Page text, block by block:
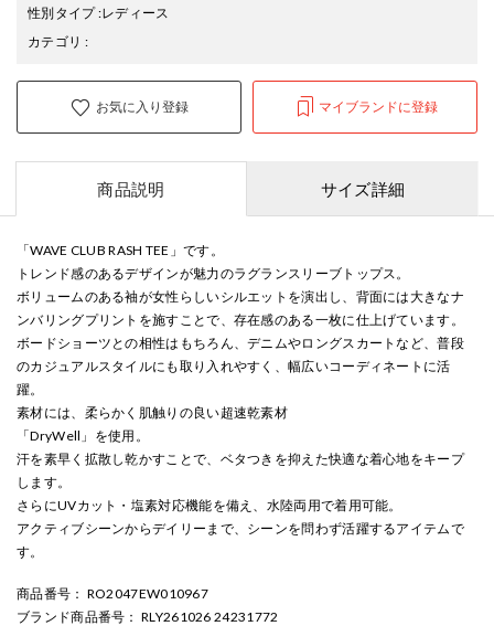
性別タイプ:レディース
カテゴリ :
お気に入り登録 マイブランドに登録
商品説明 サイズ詳細
「WAVE CLUB RASH TEE」です。
トレンド感のあるデザインが魅力のラグランスリーブトップス。
ボリュームのある袖が女性らしいシルエットを演出し、背面には大きなナ
ンバリングプリントを施すことで、存在感のある一枚に仕上げています。
ボードショーツとの相性はもちろん、デニムやロングスカートなど、普段
のカジュアルスタイルにも取り入れやすく、幅広いコーディネートに活
躍。
素材には、柔らかく肌触りの良い超速乾素材
「DryWell」を使用。
汗を素早く拡散し乾かすことで、ベタつきを抑えた快適な着心地をキープ
します。
さらにUVカット・塩素対応機能を備え、水陸両用で着用可能。
アクティブシーンからデイリーまで、シーンを問わず活躍するアイテムで
す。
商品番号 ： RO2047EW010967
ブランド商品番号 ： RLY261026 24231772